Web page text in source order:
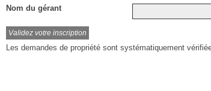
Nom du gérant
Les demandes de propriété sont systématiquement